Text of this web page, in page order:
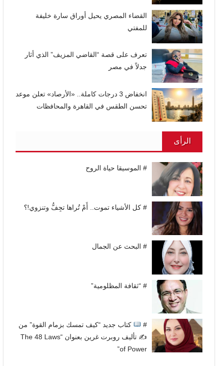
القضاء المصري يحيل أوراق سارة خليفة
للمفتي
تعرف على قصة “القاضي المزيف” الذي أثار
جدلاً في مصر
انخفاض 3 درجات كاملة.. «الأرصاد» تعلن موعد
تحسن الطقس في القاهرة والمحافظات
الرأى
# الموسيقا حياة الروح
# كل الأشياء تموت.. أَمْ تُراها تجِفُّ وتنزوي!؟
# البحث عن الجمال
# “ثقافة المظلومية”
#
كتاب جديد “كيف تمسك بزمام القوة” من
✍
تأليف روبرت غرين بعنوان “The 48 Laws
of Power”